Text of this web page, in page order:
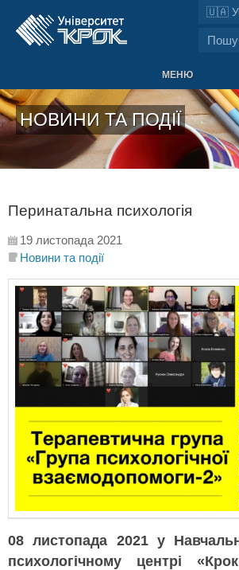
МЕНЮ
НОВИНИ ТА ПОДІЇ
Перинатальна психологія
19 листопада 2021
Новини та події
08 листопада 2021 у
психологічному центрі